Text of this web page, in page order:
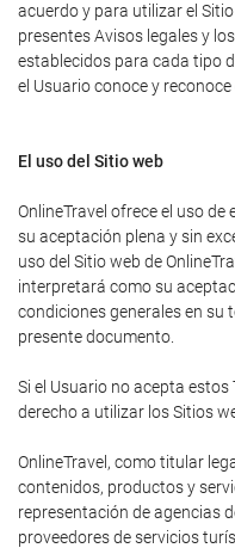
acuerdo y para utilizar el
presentes Avisos legales y
establecidos para cada tipo
el Usuario conoce y reconoce
El uso del Sitio web
OnlineTravel ofrece el uso de
su aceptación plena y sin
uso del Sitio web de
interpretará como su
condiciones generales en su
presente documento.
Si el Usuario no acepta estos
derecho a utilizar los Sitios
OnlineTravel, como titular
contenidos, productos y
representación de agencias
proveedores de servicios